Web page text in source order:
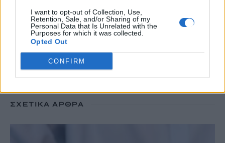
I want to opt-out of Collection, Use,
Retention, Sale, and/or Sharing of my
Personal Data that Is Unrelated with the
Purposes for which it was collected.
Opted Out
CONFIRM
TRENDING
ΝΕΕΣ ΤΑΥΤΟΤΗΤΕΣ # ΙΔΡΩΤΑΣ #ΚΑΚΟΣΜΙΑ
ΚΑΡΤΑ ΑΓΡΟΤΗ
ΣΧΕΤΙΚΆ ΆΡΘΡΑ